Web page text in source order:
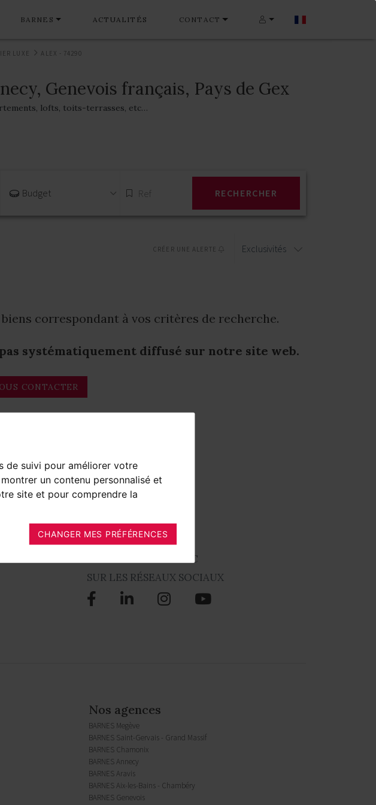
de suivi pour améliorer votre
un contenu personnalisé et
site et pour comprendre la
CHANGER MES PRÉFÉRENCES
BARNES ACTUALITÉS CONTACT
LUXE ALEX - 74290
Genevois français, Pays de Gex
lofts, toits-terrasses, etc…
Budget RECHERCHER
CRÉER UNE ALERTE Exclusivités
correspondant à vos critères de recherche.
systématiquement diffusé sur notre site web.
CONTACTER
BARNES MONT-BLANC
SUR LES RÉSEAUX SOCIAUX
Nos agences
BARNES Megève
BARNES Saint-Gervais - Grand Massif
BARNES Chamonix
BARNES Annecy
BARNES Aravis
BARNES Aix-les-Bains - Chambéry
BARNES Genevois